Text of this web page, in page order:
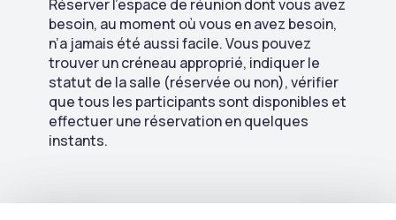
Réserver l’espace de réunion dont vous avez
besoin, au moment où vous en avez besoin,
n’a jamais été aussi facile. Vous pouvez
trouver un créneau approprié, indiquer le
statut de la salle (réservée ou non), vérifier
que tous les participants sont disponibles et
effectuer une réservation en quelques
instants.